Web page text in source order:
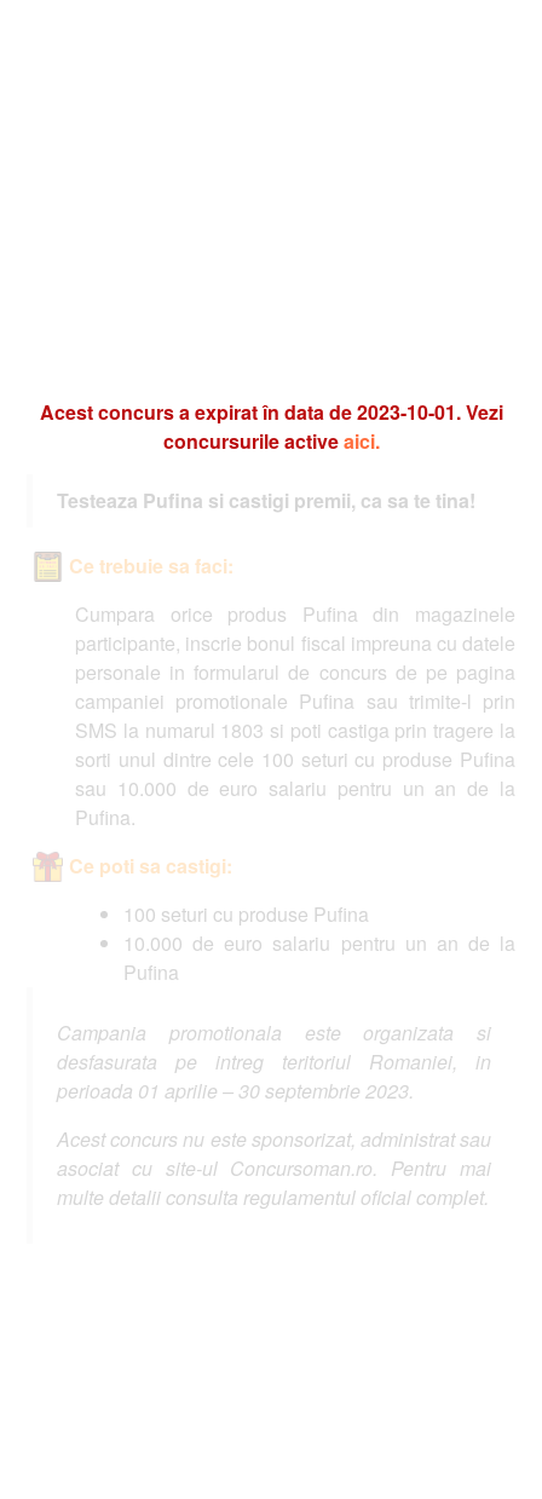
Acest concurs a expirat în data de 2023-10-01. Vezi
concursurile activeaici.
Testeaza Pufina si castigi premii, ca sa te tina!
Ce trebuie sa faci:
Cumpara orice produs Pufina din magazinele
participante, inscrie bonul fiscal impreuna cu datele
personale in formularul de concurs de pe pagina
campaniei promotionale Pufina sau trimite-l prin
SMS la numarul 1803 si poti castiga prin tragere la
sorti unul dintre cele 100 seturi cu produse Pufina
sau 10.000 de euro salariu pentru un an de la
Pufina.
Ce poti sa castigi:
100 seturi cu produse Pufina
10.000 de euro salariu pentru un an de la
Pufina
Campania promotionala este organizata si
desfasurata pe intreg teritoriul Romaniei, in
perioada 01 aprilie – 30 septembrie 2023.
Acest concurs nu este sponsorizat, administrat sau
asociat cu site-ul Concursoman.ro. Pentru mai
multe detalii consulta regulamentul oficial complet.